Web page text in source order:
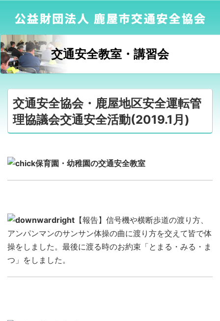
交通安全教室・講習会
交通安全協会・鹿屋地区安全運転管
理協議会交通安全活動(2019.1月)
保育園・幼稚園の交通安全教室
【報告】信号機や横断歩道の渡り方、
アンパンマンのサンサン体操の曲に渡り方を交えて皆で体
操をしました。最後に渡る時のお約束「とまる・みる・ま
つ」をしました。